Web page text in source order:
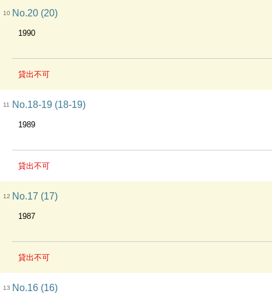
10 No.20 (20)
1990
貸出不可
11 No.18-19 (18-19)
1989
貸出不可
12 No.17 (17)
1987
貸出不可
13 No.16 (16)